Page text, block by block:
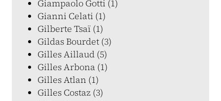
Giampaolo Gotti (1)
Gianni Celati (1)
Gilberte Tsaï (1)
Gildas Bourdet (3)
Gilles Aillaud (5)
Gilles Arbona (1)
Gilles Atlan (1)
Gilles Costaz (3)